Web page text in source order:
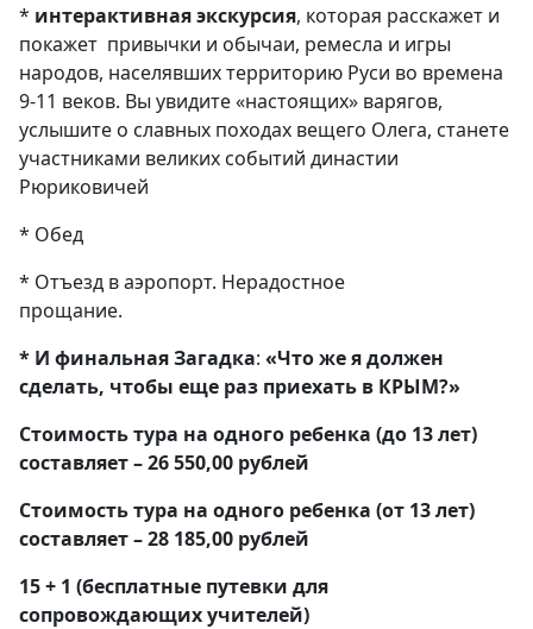
* интерактивная экскурсия, которая расскажет и
покажет привычки и обычаи, ремесла и игры
народов, населявших территорию Руси во времена
9-11 веков. Вы увидите «настоящих» варягов,
услышите о славных походах вещего Олега, станете
участниками великих событий династии
Рюриковичей
* Обед
* Отъезд в аэропорт. Нерадостное
* И финальная Загадка: «Что же я должен
сделать, чтобы еще раз приехать в КРЫМ?»
Стоимость тура на одного ребенка (до 13 лет)
составляет – 26 550,00 рублей
Стоимость тура на одного ребенка (от 13 лет)
составляет – 28 185,00 рублей
15 + 1 (бесплатные путевки для
сопровождающих учителей)